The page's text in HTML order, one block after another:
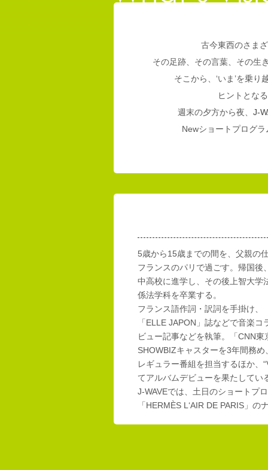
古今東西のさま
その足跡、その言葉、その生
そこから、‘いま’を乗
ヒントとな
週末の夕方から夜、 J-
Newショートプログ
5歳から15歳までの間を、父親の
フランスのパリで過ごす。帰国後
中高校に進学し、その後上智大学
係法学科を卒業する。
フランス語作詞・訳詞を手掛け、
「ELLE JAPON」誌などで音楽コ
ビュー記事などを執筆。「CNN東
SHOWBIZキャスターを3年間務め
レギュラー番組を担当するほか、
てアルバムデビューを果たしてい
J-WAVEでは、土日のショートプ
「HERMÈS L‘AIR DE PARIS」